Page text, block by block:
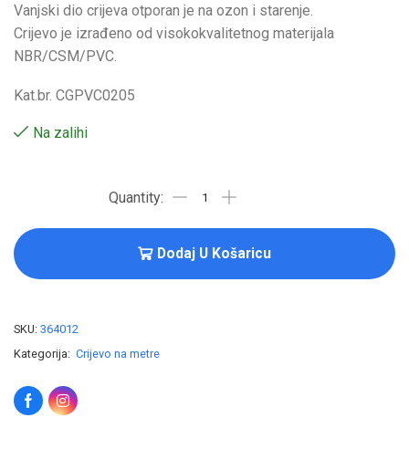
Vanjski dio crijeva otporan je na ozon i starenje.
Crijevo je izrađeno od visokokvalitetnog materijala
NBR/CSM/PVC.
Kat.br. CGPVC0205
Na zalihi
Dodaj U Košaricu
SKU: 364012
Kategorija: Crijevo na metre